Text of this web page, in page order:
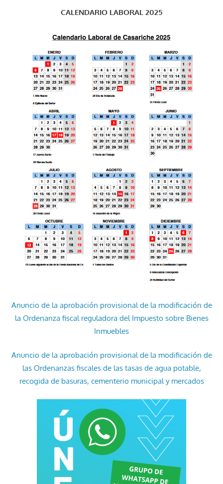
CALENDARIO LABORAL 2025
Anuncio de la aprobación provisional de la modificación de
la Ordenanza fiscal reguladora del Impuesto sobre Bienes
Inmuebles
Anuncio de la aprobación provisional de la modificación de
las Ordenanzas fiscales de las tasas de agua potable,
recogida de basuras, cementerio municipal y mercados